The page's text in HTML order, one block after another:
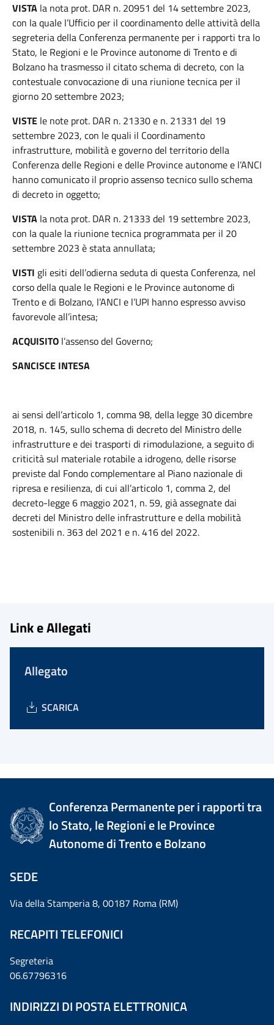
VISTA la nota prot. DAR n. 20951 del 14 settembre 2023,
con la quale l’Ufficio per il coordinamento delle attività della
segreteria della Conferenza permanente per i rapporti tra lo
Stato, le Regioni e le Province autonome di Trento e di
Bolzano ha trasmesso il citato schema di decreto, con la
contestuale convocazione di una riunione tecnica per il
giorno 20 settembre 2023;
VISTE le note prot. DAR n. 21330 e n. 21331 del 19
settembre 2023, con le quali il Coordinamento
infrastrutture, mobilità e governo del territorio della
Conferenza delle Regioni e delle Province autonome e l’ANCI
hanno comunicato il proprio assenso tecnico sullo schema
di decreto in oggetto;
VISTA la nota prot. DAR n. 21333 del 19 settembre 2023,
con la quale la riunione tecnica programmata per il 20
settembre 2023 è stata annullata;
VISTI gli esiti dell’odierna seduta di questa Conferenza, nel
corso della quale le Regioni e le Province autonome di
Trento e di Bolzano, l’ANCI e l’UPI hanno espresso avviso
favorevole all’intesa;
ACQUISITO l’assenso del Governo;
SANCISCE INTESA
ai sensi dell’articolo 1, comma 98, della legge 30 dicembre
2018, n. 145, sullo schema di decreto del Ministro delle
infrastrutture e dei trasporti di rimodulazione, a seguito di
criticità sul materiale rotabile a idrogeno, delle risorse
previste dal Fondo complementare al Piano nazionale di
ripresa e resilienza, di cui all’articolo 1, comma 2, del
decreto-legge 6 maggio 2021, n. 59, già assegnate dai
decreti del Ministro delle infrastrutture e della mobilità
sostenibili n. 363 del 2021 e n. 416 del 2022.
Link e Allegati
Allegato
SCARICA
Conferenza Permanente per i rapporti tra
lo Stato, le Regioni e le Province
Autonome di Trento e Bolzano
SEDE
Via della Stamperia 8, 00187 Roma (RM)
RECAPITI TELEFONICI
Segreteria
06.67796316
INDIRIZZI DI POSTA ELETTRONICA